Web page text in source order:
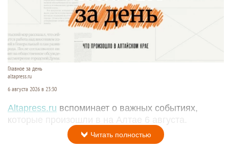
Главное за день
altapress.ru
6 августа 2026 в 23:30
Altapress.ru вспоминает о важных событиях,
которые произошли в на Алтае 6 августа.
Читать полностью